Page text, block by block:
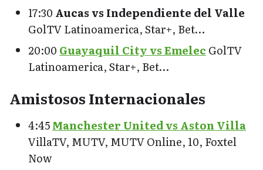
17:30 Aucas vs Independiente del Valle
GolTV Latinoamerica, Star+, Bet…
20:00 Guayaquil City vs Emelec GolTV
Latinoamerica, Star+, Bet…
Amistosos Internacionales
4:45Manchester United vs Aston Villa
VillaTV, MUTV, MUTV Online, 10, Foxtel
Now